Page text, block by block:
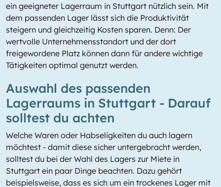
ein geeigneter Lagerraum in Stuttgart nützlich sein. Mit
dem passenden Lager lässt sich die Produktivität
steigern und gleichzeitig Kosten sparen. Denn: Der
wertvolle Unternehmensstandort und der dort
freigewordene Platz können dann für andere wichtige
Tätigkeiten optimal genutzt werden.
Auswahl des passenden
Lagerraums in Stuttgart - Darauf
solltest du achten
Welche Waren oder Habseligkeiten du auch lagern
möchtest - damit diese sicher untergebracht werden,
solltest du bei der Wahl des Lagers zur Miete in
Stuttgart ein paar Dinge beachten. Dazu gehört
beispielsweise, dass es sich um ein trockenes Lager mit